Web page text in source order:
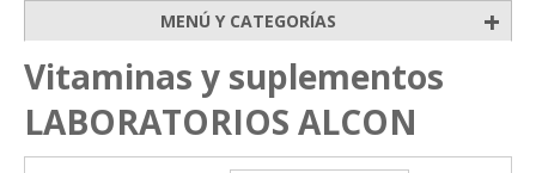
MENÚ Y CATEGORÍAS +
Vitaminas y suplementos
LABORATORIOS ALCON